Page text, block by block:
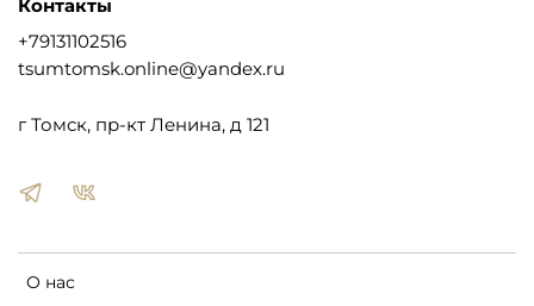
О нас
Контакты
+79131102516
tsumtomsk.online@yandex.ru
г Томск, пр-кт Ленина, д 121